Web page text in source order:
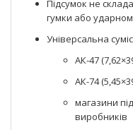
Підсумок не
гумки або
Універсальна
АК-47
АК-74
магазини
виробників